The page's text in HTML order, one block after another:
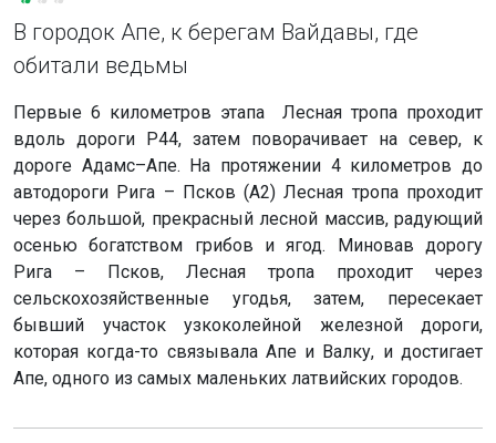
В городок Апе, к берегам Вайдавы, где
обитали ведьмы
Первые 6 километров этапа Лесная тропа проходит
вдоль дороги P44, затем поворачивает на север, к
дороге Адамс–Апе. На протяжении 4 километров до
автодороги Рига – Псков (A2) Лесная тропа проходит
через большой, прекрасный лесной массив, радующий
осенью богатством грибов и ягод. Миновав дорогу
Рига – Псков, Лесная тропа проходит через
сельскохозяйственные угодья, затем, пересекает
бывший участок узкоколейной железной дороги,
которая когда-то связывала Апе и Валку, и достигает
Апе, одного из самых маленьких латвийских городов.